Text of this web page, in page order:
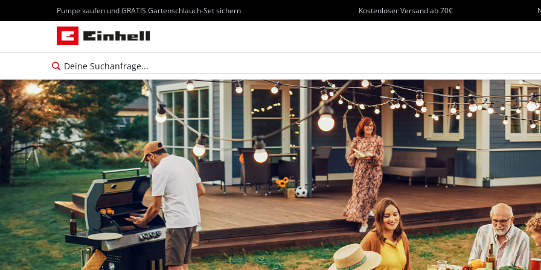
Pumpe kaufen und GRATIS Gartenschlauch-Set sichern Kostenloser Versand ab 70€